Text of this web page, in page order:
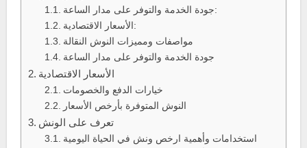
جودة الخدمة والتوفر على مدار الساعة:
الأسعار الاقتصادية:
مواصفات ومميزات النوش النقالة
جودة الخدمة والتوفر على مدار الساعة
الأسعار الاقتصادية
خيارات الدفع والخصومات
النوش المتوفرة بأرخص الأسعار
تعرف على الونش
استخدامات وأهمية ارخص ونش في الحياة اليومية